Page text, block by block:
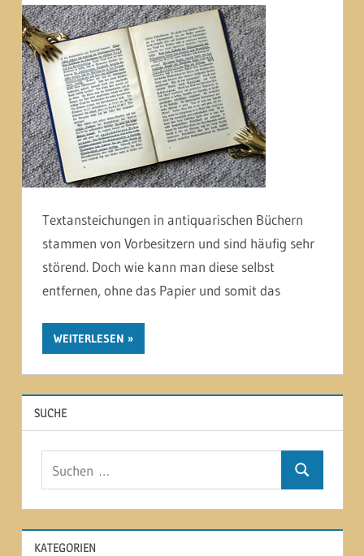
Textansteichungen in antiquarischen Büchern
stammen von Vorbesitzern und sind häufig sehr
störend. Doch wie kann man diese selbst
entfernen, ohne das Papier und somit das
WEITERLESEN
SUCHE
Suchen
KATEGORIEN